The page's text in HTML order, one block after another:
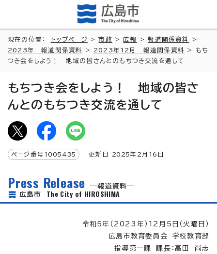
現在の位置： トップページ >市政 >広報 >報道関係資料
>
2023年 報道関係資料
> 2023年12月 報道関係資料
> もち
つき会をしよう！ 地域の皆さんとのもちつき交流を通して
もちつき会をしよう！ 地域の皆さ
んとのもちつき交流を通して
ページ番号 1005435 更新日 2025年2月 16 日
Press Release
報道資料
広島市 The City of HIROSHIMA
令和5年（2023年）12月5日（火曜日）
広島市教育委員会 学校教育部
指導第一課 課長：高田 尚志